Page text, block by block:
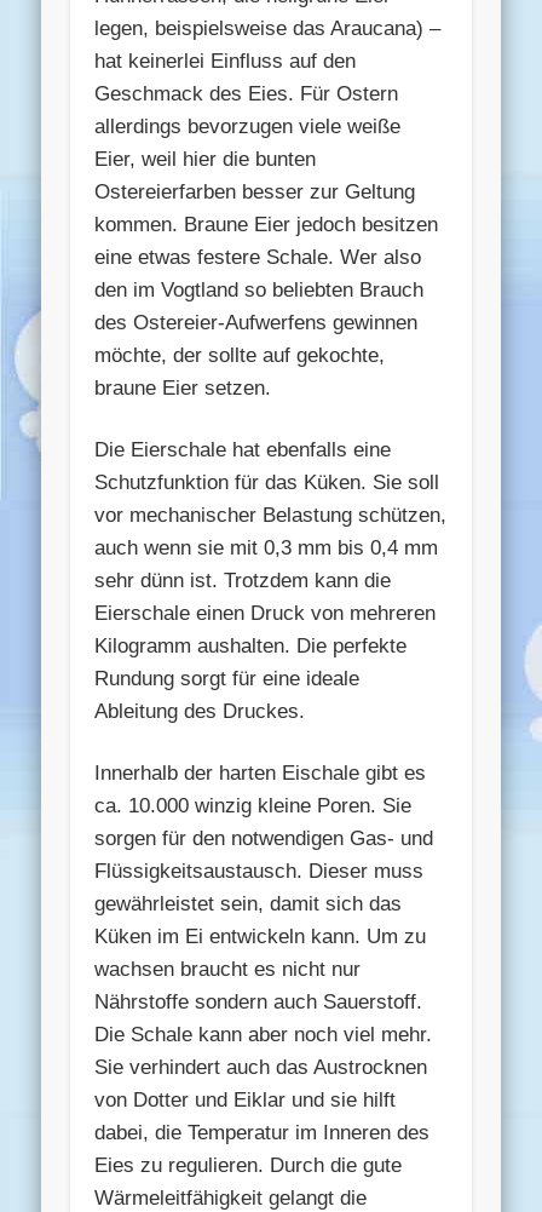
legen, beispielsweise das Araucana) –
hat keinerlei Einfluss auf den
Geschmack des Eies. Für Ostern
allerdings bevorzugen viele weiße
Eier, weil hier die bunten
Ostereierfarben besser zur Geltung
kommen. Braune Eier jedoch besitzen
eine etwas festere Schale. Wer also
den im Vogtland so beliebten Brauch
des Ostereier-Aufwerfens gewinnen
möchte, der sollte auf gekochte,
braune Eier setzen.
Die Eierschale hat ebenfalls eine
Schutzfunktion für das Küken. Sie soll
vor mechanischer Belastung schützen,
auch wenn sie mit 0,3 mm bis 0,4 mm
sehr dünn ist. Trotzdem kann die
Eierschale einen Druck von mehreren
Kilogramm aushalten. Die perfekte
Rundung sorgt für eine ideale
Ableitung des Druckes.
Innerhalb der harten Eischale gibt es
ca. 10.000 winzig kleine Poren. Sie
sorgen für den notwendigen Gas- und
Flüssigkeitsaustausch. Dieser muss
gewährleistet sein, damit sich das
Küken im Ei entwickeln kann. Um zu
wachsen braucht es nicht nur
Nährstoffe sondern auch Sauerstoff.
Die Schale kann aber noch viel mehr.
Sie verhindert auch das Austrocknen
von Dotter und Eiklar und sie hilft
dabei, die Temperatur im Inneren des
Eies zu regulieren. Durch die gute
Wärmeleitfähigkeit gelangt die